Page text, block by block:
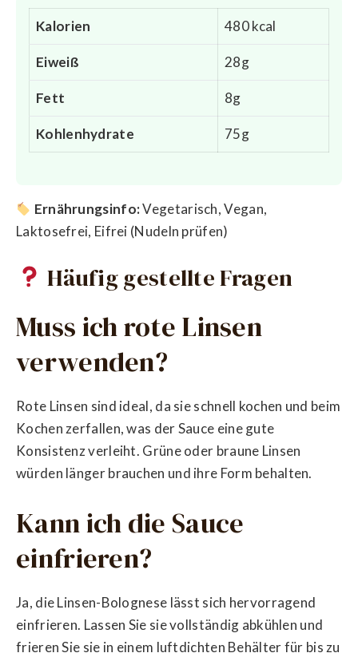
Kalorien 480 kcal
Eiweiß 28g
Fett 8g
Kohlenhydrate 75g
Ernährungsinfo:Vegetarisch, Vegan,
Laktosefrei, Eifrei (Nudeln prüfen)
Häufig gestellte Fragen
Muss ich rote Linsen
verwenden?
Rote Linsen sind ideal, da sie schnell kochen und beim
Kochen zerfallen, was der Sauce eine gute
Konsistenz verleiht. Grüne oder braune Linsen
würden länger brauchen und ihre Form behalten.
Kann ich die Sauce
einfrieren?
Ja, die Linsen-Bolognese lässt sich hervorragend
einfrieren. Lassen Sie sie vollständig abkühlen und
frieren Sie sie in einem luftdichten Behälter für bis zu